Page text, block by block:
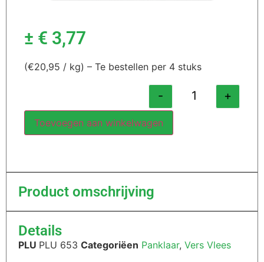
± € 3,77
(€20,95 / kg) – Te bestellen per 4 stuks
- +
Toevoegen aan winkelwagen
Product omschrijving
Details
PLU PLU 653 Categoriëen Panklaar, Vers Vlees